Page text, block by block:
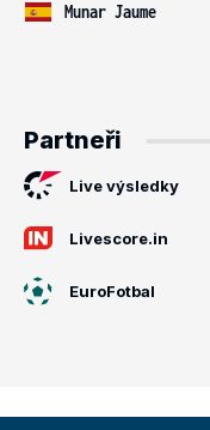
Munar Jaume
Partneři
Live výsledky
Livescore.in
EuroFotbal